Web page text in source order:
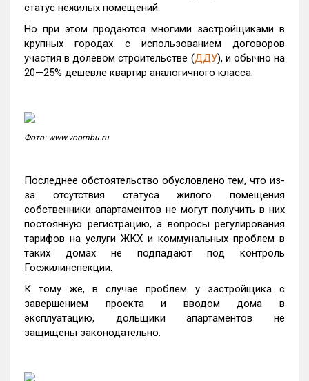
статус нежилых помещений.
Но при этом продаются многими застройщиками в
крупных городах с использованием договоров
участия в долевом строительстве (ДДУ), и обычно на
20—25% дешевле квартир аналогичного класса.
Фото: www.voombu.ru
Последнее обстоятельство обусловлено тем, что из-
за отсутствия статуса жилого помещения
собственники апартаментов не могут получить в них
постоянную регистрацию, а вопросы регулирования
тарифов на услуги ЖКХ и коммунальных проблем в
таких домах не подпадают под контроль
Госжилинспекции.
К тому же, в случае проблем у застройщика с
завершением проекта и вводом дома в
эксплуатацию, дольщики апартаментов не
защищены законодательно.